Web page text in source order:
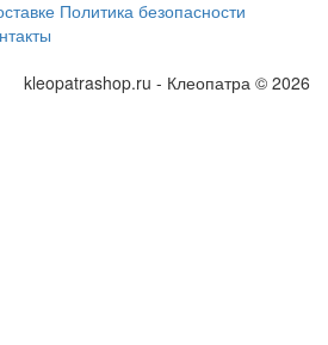
Политика безопасности
kleopatrashop.ru - Клеопатра © 2026